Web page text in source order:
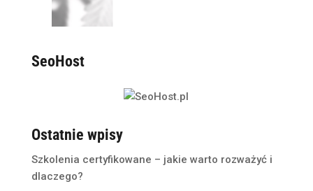
SeoHost
Ostatnie wpisy
Szkolenia certyfikowane – jakie warto rozważyć i
dlaczego?